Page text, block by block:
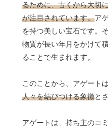
るために、古くから大切
が注目されています。ア
を持つ美しい宝石です。
物質が長い年月をかけて
ることで生まれます。
このことから、アゲートは
人々を結びつける象徴と
アゲートは、持ち主のコ